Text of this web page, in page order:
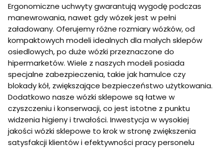
Ergonomiczne uchwyty gwarantują wygodę podczas
manewrowania, nawet gdy wózek jest w pełni
załadowany. Oferujemy różne rozmiary wózków, od
kompaktowych modeli idealnych dla małych sklepów
osiedlowych, po duże wózki przeznaczone do
hipermarketów. Wiele z naszych modeli posiada
specjalne zabezpieczenia, takie jak hamulce czy
blokady kół, zwiększające bezpieczeństwo użytkowania.
Dodatkowo nasze wózki sklepowe są łatwe w
czyszczeniu i konserwacji, co jest istotne z punktu
widzenia higieny i trwałości. Inwestycja w wysokiej
jakości wózki sklepowe to krok w stronę zwiększenia
satysfakcji klientów i efektywności pracy personelu